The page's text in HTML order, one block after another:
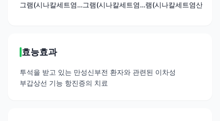
그램(시나칼세트염
그램(시나칼세트염
램(시나칼세트염산
효능효과
투석을 받고 있는 만성신부전 환자와 관련된 이차성
부갑상선 기능 항진증의 치료